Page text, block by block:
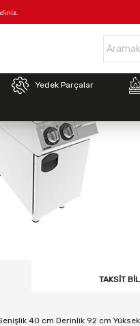
Yedek Parçalar
TAKSIT
40 cm Derinlik 92 cm